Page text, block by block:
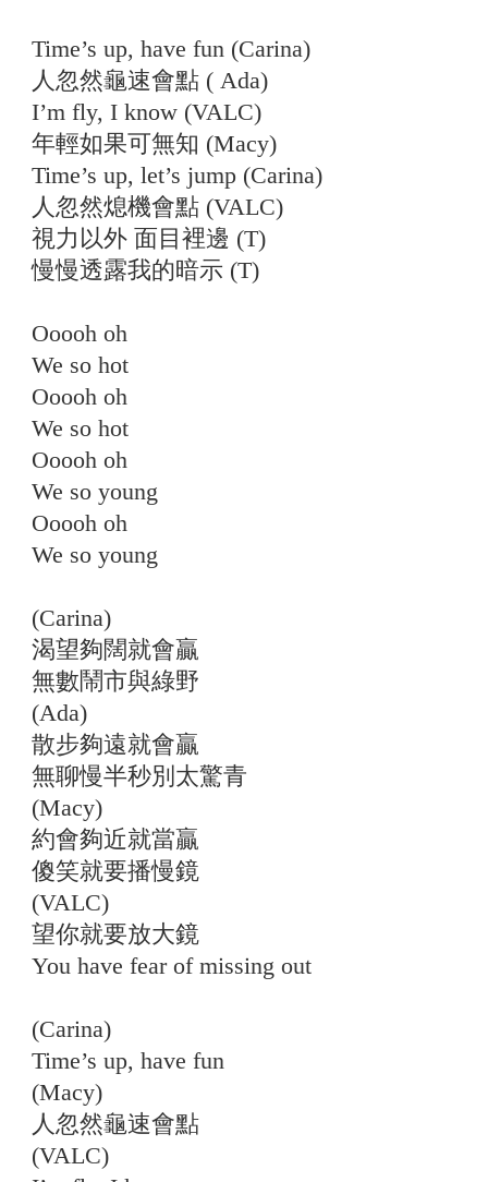
Time’s up, have fun (Carina)
人忽然龜速會點 ( Ada)
I’m fly, I know (VALC)
年輕如果可無知 (Macy)
Time’s up, let’s jump (Carina)
人忽然熄機會點 (VALC)
視力以外 面目裡邊 (T)
慢慢透露我的暗示 (T)
Ooooh oh
We so hot
Ooooh oh
We so hot
Ooooh oh
We so young
Ooooh oh
We so young
(Carina)
渴望夠闊就會贏
無數鬧市與綠野
(Ada)
散步夠遠就會贏
無聊慢半秒別太驚青
(Macy)
約會夠近就當贏
傻笑就要播慢鏡
(VALC)
望你就要放大鏡
You have fear of missing out
(Carina)
Time’s up, have fun
(Macy)
人忽然龜速會點
(VALC)